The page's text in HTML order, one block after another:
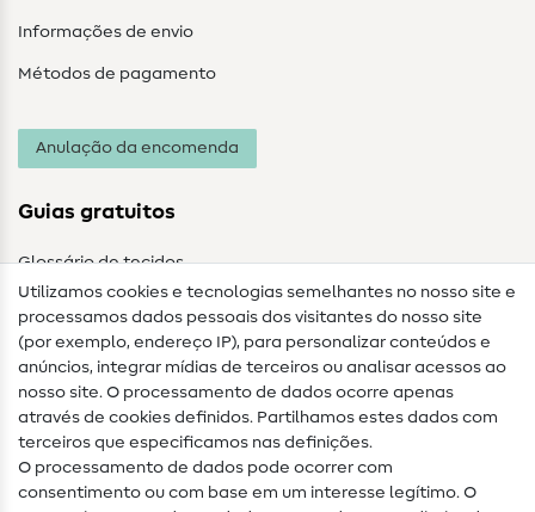
Informações de envio
Métodos de pagamento
Anulação da encomenda
Guias gratuitos
Glossário de tecidos
Guias de costura
Ajuda e contacto
Contacto
Mudança de proprietário
Utilizamos cookies e tecnologias semelhantes no nosso site e
processamos dados pessoais dos visitantes do nosso site
(por exemplo, endereço IP), para personalizar conteúdos e
anúncios, integrar mídias de terceiros ou analisar acessos ao
nosso site. O processamento de dados ocorre apenas
através de cookies definidos. Partilhamos estes dados com
terceiros que especificamos nas definições.
O processamento de dados pode ocorrer com
consentimento ou com base em um interesse legítimo. O